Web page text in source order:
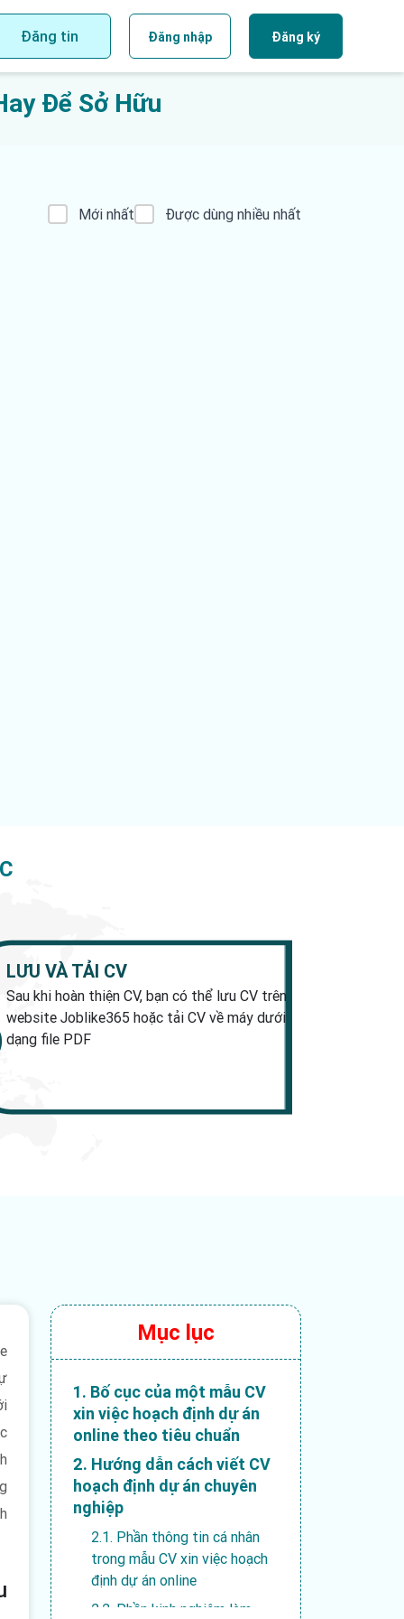
Đăng tin Đăng nhập Đăng ký
Để Sở Hữu
Mới nhất Được dùng nhiều nhất
LƯU VÀ TẢI CV
Sau khi hoàn thiện CV, bạn có thể lưu CV trên
website Joblike365 hoặc tải CV về máy dưới
dạng file PDF
Mục lục
1. Bố cục của một mẫu CV
xin việc hoạch định dự án
online theo tiêu chuẩn
2. Hướng dẫn cách viết CV
hoạch định dự án chuyên
nghiệp
2.1. Phần thông tin cá nhân
trong mẫu CV xin việc hoạch
định dự án online
2.2. Phần kinh nghiệm làm